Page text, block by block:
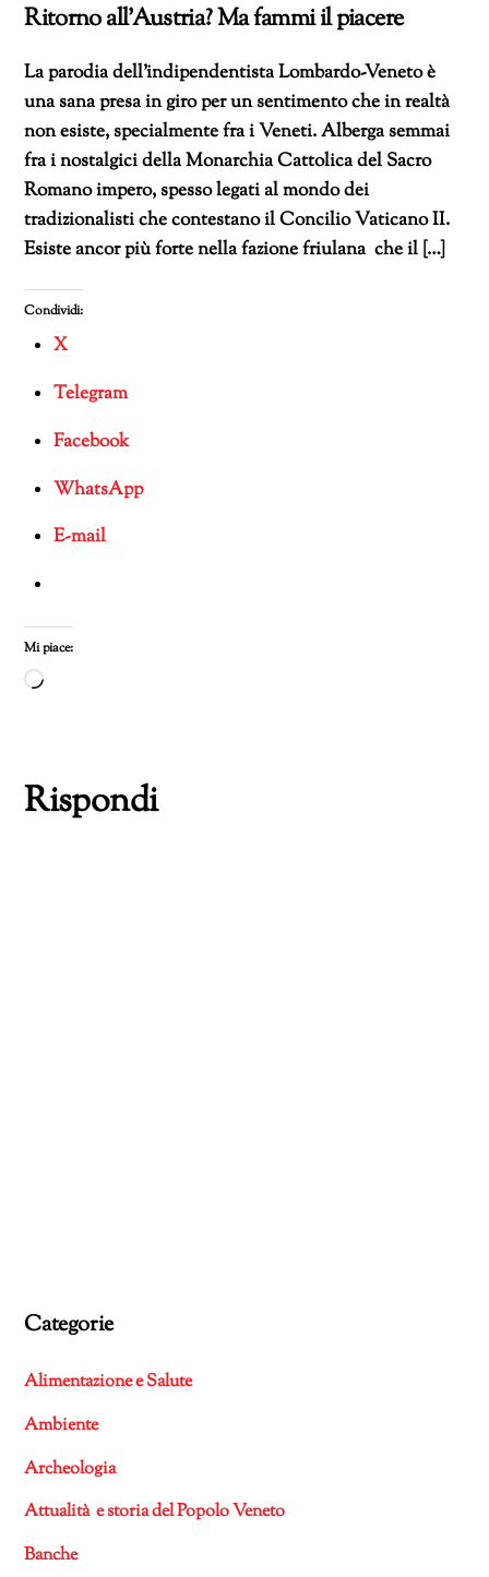
Ritorno all’Austria? Ma fammi il piacere
La parodia dell’indipendentista Lombardo-Veneto è
una sana presa in giro per un sentimento che in realtà
non esiste, specialmente fra i Veneti. Alberga semmai
fra i nostalgici della Monarchia Cattolica del Sacro
Romano impero, spesso legati al mondo dei
tradizionalisti che contestano il Concilio Vaticano II.
Esiste ancor più forte nella fazione friulana che il […]
Condividi:
X
Telegram
Facebook
WhatsApp
E-mail
Mi piace:
Caricamento
Rispondi
Categorie
Alimentazione e Salute
Ambiente
Archeologia
Attualità e storia del Popolo Veneto
Banche